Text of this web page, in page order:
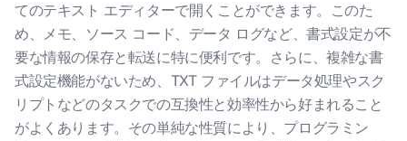
てのテキスト エディターで開くことができます。このた
め、メモ、ソース コード、データ ログなど、書式設定が不
要な情報の保存と転送に特に便利です。さらに、複雑な書
式設定機能がないため、TXT ファイルはデータ処理やスク
リプトなどのタスクでの互換性と効率性から好まれること
がよくあります。その単純な性質により、プログラミン